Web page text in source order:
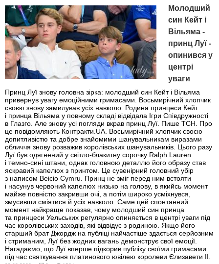
Молодший
син Кейт і
Вільяма -
принц Луї -
опинився у
центрі
уваги
Принц Луї знову головна зірка: молодший син Кейт і Вільяма
привернув увагу емоційними гримасами. Восьмирічний хлопчик
своєю знову замилував усіх навколо. Родина принцеси Кейт
і принца Вільяма у повному складі відвідала Ігри Співдружності
в Глазго. Але знову усі погляди вкрав принц Луї. Пише ТСН. Про
це повідомляють Контракти.UA. Восьмирічний хлопчик своєю
допитливістю та добре знайомими шанувальникам виразами
обличчя знову розважив королівських шанувальників. Цього разу
Луї був одягнений у світло-блакитну сорочку Ralph Lauren
і темно-сині штани, однак головною деталлю його образу став
яскравий капелюх з принтом. Це сувенірний головний убір
з написом Beicio Cymru. Принц не зміг перед ним встояти
і насунув червоний капелюх низько на голову, в якийсь момент
майже повністю закривши очі, а потім широко усміхнувся,
змусивши сміятися й усіх навколо. Саме цей спонтанний
момент найкраще показав, чому молодший син принца
та принцеси Уельських регулярно опиняється в центрі уваги під
час королівських заходів, які відвідує з родиною. Якщо його
старший брат Джордж на публіці найчастіше здається серйозним
і стриманим, Луї без жодних вагань демонструє свої емоції.
Нагадаємо, що Луї вперше підкорив публіку своїми гримасами
під час святкування платинового ювілею королеви Єлизавети II.